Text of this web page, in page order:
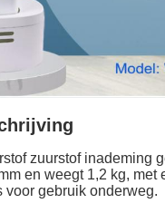
zuurstof inademing
en weegt 1,2 kg, met
voor gebruik onderweg.